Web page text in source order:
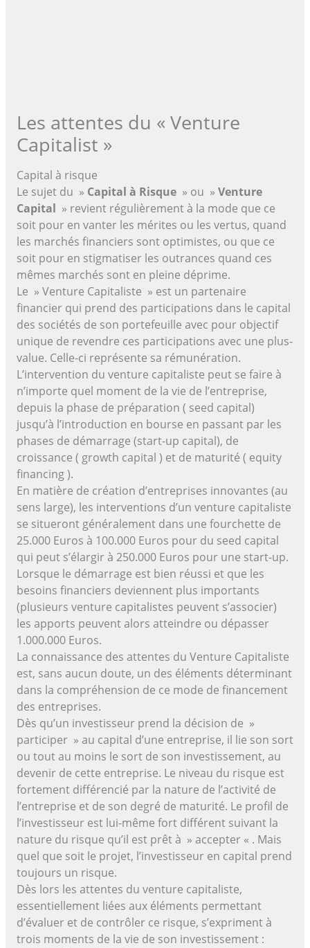
Les attentes du « Venture
Capitalist »
Capital à risque
Le sujet du » Capital à Risque» ou » Venture
Capital » revient régulièrement à la mode que ce
soit pour en vanter les mérites ou les vertus, quand
les marchés financiers sont optimistes, ou que ce
soit pour en stigmatiser les outrances quand ces
mêmes marchés sont en pleine déprime.
Le » Venture Capitaliste » est un partenaire
financier qui prend des participations dans le capital
des sociétés de son portefeuille avec pour objectif
unique de revendre ces participations avec une plus-
value. Celle-ci représente sa rémunération.
L’intervention du venture capitaliste peut se faire à
n’importe quel moment de la vie de l’entreprise,
depuis la phase de préparation ( seed capital)
jusqu’à l’introduction en bourse en passant par les
phases de démarrage (start-up capital), de
croissance ( growth capital ) et de maturité ( equity
financing ).
En matière de création d’entreprises innovantes (au
sens large), les interventions d’un venture capitaliste
se situeront généralement dans une fourchette de
25.000 Euros à 100.000 Euros pour du seed capital
qui peut s’élargir à 250.000 Euros pour une start-up.
Lorsque le démarrage est bien réussi et que les
besoins financiers deviennent plus importants
(plusieurs venture capitalistes peuvent s’associer)
les apports peuvent alors atteindre ou dépasser
1.000.000 Euros.
La connaissance des attentes du Venture Capitaliste
est, sans aucun doute, un des éléments déterminant
dans la compréhension de ce mode de financement
des entreprises.
Dès qu’un investisseur prend la décision de »
participer » au capital d’une entreprise, il lie son sort
ou tout au moins le sort de son investissement, au
devenir de cette entreprise. Le niveau du risque est
fortement différencié par la nature de l’activité de
l’entreprise et de son degré de maturité. Le profil de
l’investisseur est lui-même fort différent suivant la
nature du risque qu’il est prêt à » accepter « . Mais
quel que soit le projet, l’investisseur en capital prend
toujours un risque.
Dès lors les attentes du venture capitaliste,
essentiellement liées aux éléments permettant
d’évaluer et de contrôler ce risque, s’expriment à
trois moments de la vie de son investissement :